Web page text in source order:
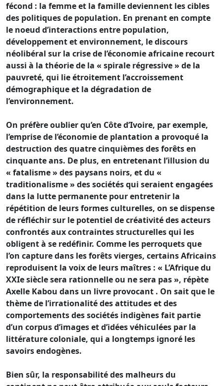
fécond : la femme et la famille deviennent les cibles
des politiques de population. En prenant en compte
le noeud d’interactions entre population,
développement et environnement, le discours
néolibéral sur la crise de l’économie africaine recourt
aussi à la théorie de la « spirale régressive » de la
pauvreté, qui lie étroitement l’accroissement
démographique et la dégradation de
l’environnement.
On préfère oublier qu’en Côte d’Ivoire, par exemple,
l’emprise de l’économie de plantation a provoqué la
destruction des quatre cinquièmes des forêts en
cinquante ans. De plus, en entretenant l’illusion du
« fatalisme » des paysans noirs, et du «
traditionalisme » des sociétés qui seraient engagées
dans la lutte permanente pour entretenir la
répétition de leurs formes culturelles, on se dispense
de réfléchir sur le potentiel de créativité des acteurs
confrontés aux contraintes structurelles qui les
obligent à se redéfinir. Comme les perroquets que
l’on capture dans les forêts vierges, certains Africains
reproduisent la voix de leurs maîtres : « L’Afrique du
XXIe siècle sera rationnelle ou ne sera pas », répète
Axelle Kabou dans un livre provocant . On sait que le
thème de l’irrationalité des attitudes et des
comportements des sociétés indigènes fait partie
d’un corpus d’images et d’idées véhiculées par la
littérature coloniale, qui a longtemps ignoré les
savoirs endogènes.
Bien sûr, la responsabilité des malheurs du